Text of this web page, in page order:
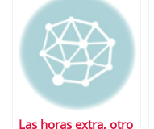
Las horas extra, otro